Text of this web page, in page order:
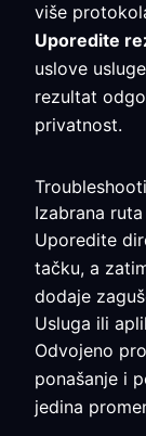
više
Uporedite
uslove
rezultat
privatnost.
Izabrana
Uporedite
tačku, a
dodaje
Usluga ili
Odvojeno
ponašanje i
jedina